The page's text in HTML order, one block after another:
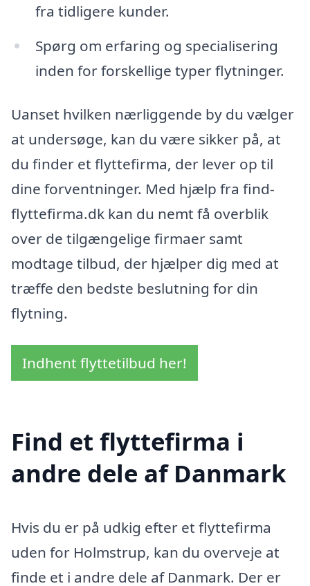
fra tidligere kunder.
Spørg om erfaring og specialisering
inden for forskellige typer flytninger.
Uanset hvilken nærliggende by du vælger
at undersøge, kan du være sikker på, at
du finder et flyttefirma, der lever op til
dine forventninger. Med hjælp fra find-
flyttefirma.dk kan du nemt få overblik
over de tilgængelige firmaer samt
modtage tilbud, der hjælper dig med at
træffe den bedste beslutning for din
flytning.
Indhent flyttetilbud her!
Find et flyttefirma i
andre dele af Danmark
Hvis du er på udkig efter et flyttefirma
uden for Holmstrup, kan du overveje at
finde et i andre dele af Danmark. Der er